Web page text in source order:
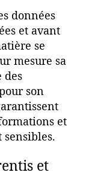
données
et avant
se
mesure sa
des
son
et
sensibles.
et